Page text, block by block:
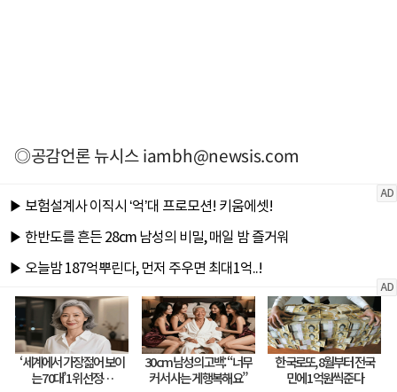
◎공감언론 뉴시스iambh@newsis.com